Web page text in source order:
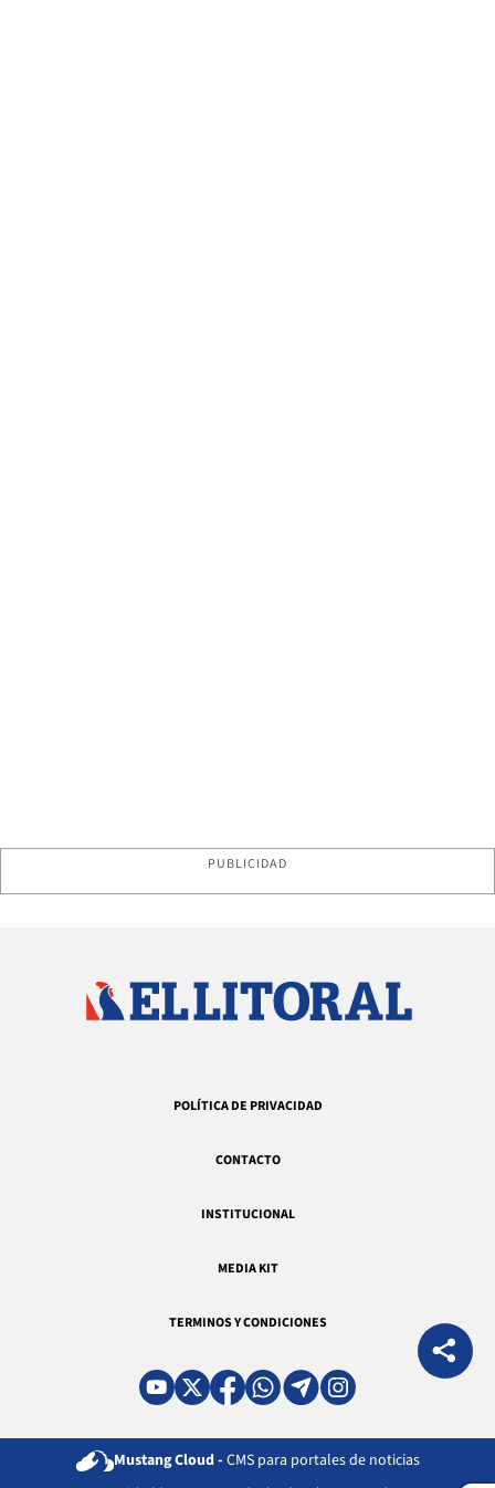
PUBLICIDAD
POLÍTICA DE PRIVACIDAD
CONTACTO
INSTITUCIONAL
MEDIA KIT
TERMINOS Y CONDICIONES
Mustang Cloud - CMS para portales de noticias